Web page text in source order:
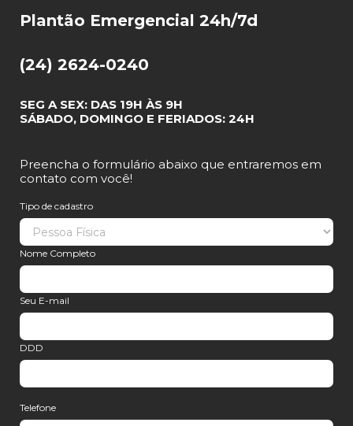
Plantão Emergencial 24h/7d
(24) 2624-0240
SEG A SEX: DAS 19H ÀS 9H
SÁBADO, DOMINGO E FERIADOS: 24H
Preencha o formulário abaixo que entraremos em
contato com você!
Tipo de cadastro
Nome Completo
Seu E-mail
DDD
Telefone